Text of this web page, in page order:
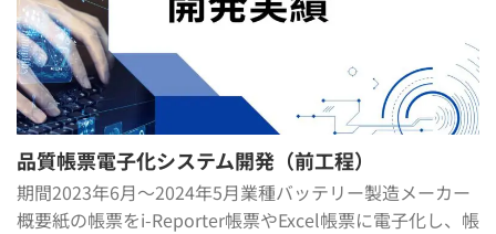
品質帳票電子化システム開発（前工程）
期間2023年6月～2024年5月業種バッテリー製造メーカー
概要紙の帳票をi-Reporter帳票やExcel帳票に電子化し、帳